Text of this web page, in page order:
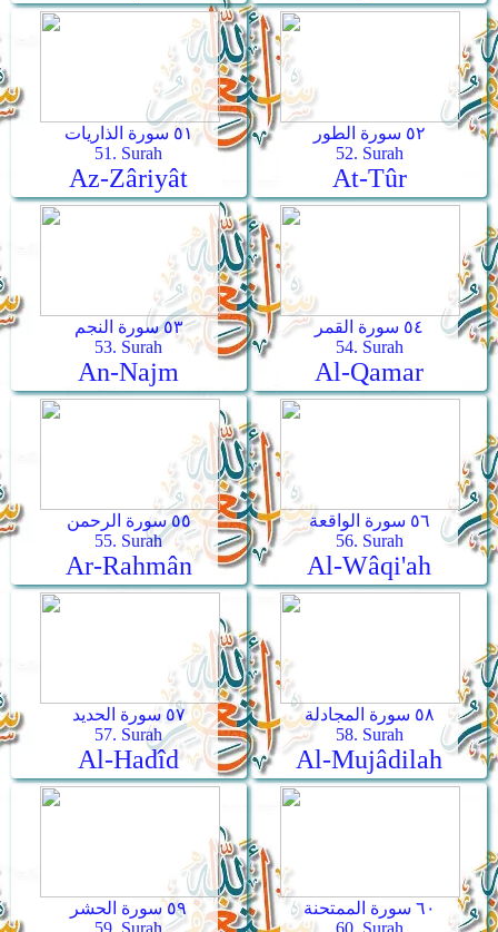
٥١ سورة الذاريات
51. Surah
Az-Zâriyât
٥٢ سورة الطور
52. Surah
At-Tûr
٥٣ سورة النجم
53. Surah
An-Najm
٥٤ سورة القمر
54. Surah
Al-Qamar
٥٥ سورة الرحمن
55. Surah
Ar-Rahmân
٥٦ سورة الواقعة
56. Surah
Al-Wâqi'ah
٥٧ سورة الحديد
57. Surah
Al-Hadîd
٥٨ سورة المجادلة
58. Surah
Al-Mujâdilah
٥٩ سورة الحشر
59. Surah
٦٠ سورة الممتحنة
60. Surah